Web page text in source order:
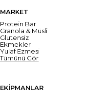
MARKET
Protein Bar
Granola & Müsli
Glutensiz
Ekmekler
Yulaf Ezmesi
Tümünü Gör
EKİPMANLAR